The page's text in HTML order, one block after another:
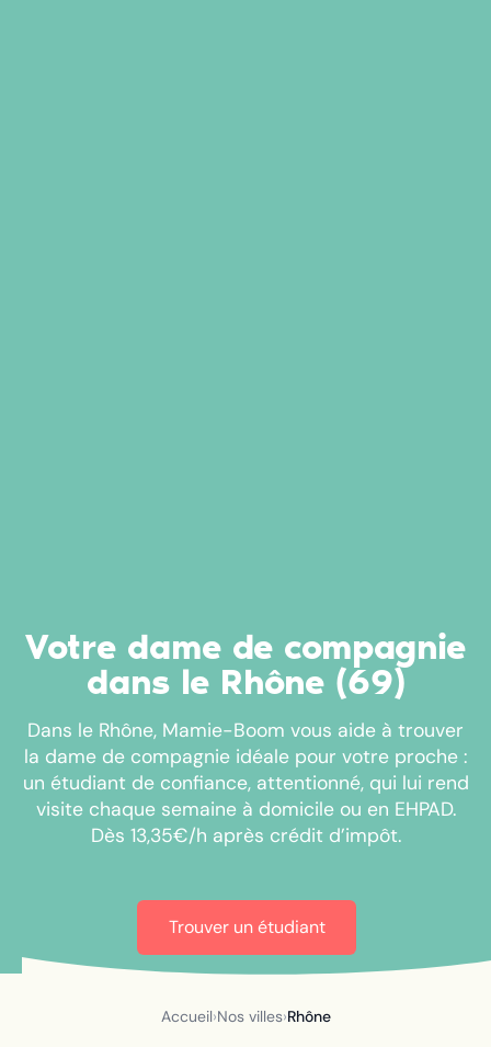
Votre dame de compagnie
dans le Rhône (69)
Dans le Rhône, Mamie-Boom vous aide à trouver
la dame de compagnie idéale pour votre proche :
un étudiant de confiance, attentionné, qui lui rend
visite chaque semaine à domicile ou en EHPAD.
Dès 13,35€/h après crédit d’impôt.
Trouver un étudiant
Accueil›Nos villes›Rhône